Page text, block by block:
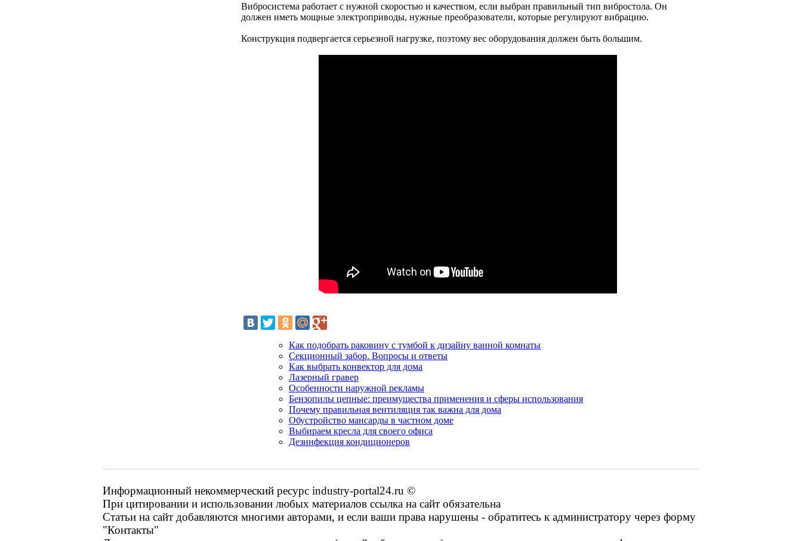
Вибросистема работает с нужной скоростью и качеством, если выбран правильный тип вибростола. Он
должен иметь мощные электроприводы, нужные преобразователи, которые регулируют вибрацию.
Конструкция подвергается серьезной нагрузке, поэтому вес оборудования должен быть большим.
Как подобрать раковину с тумбой к дизайну ванной комнаты
Секционный забор. Вопросы и ответы
Как выбрать конвектор для дома
Лазерный гравер
Особенности наружной рекламы
Бензопилы цепные: преимущества применения и сферы использования
Почему правильная вентиляция так важна для дома
Обустройство мансарды в частном доме
Выбираем кресла для своего офиса
Дезинфекция кондиционеров
Информационный некоммерческий ресурс industry-portal24.ru ©
При цитировании и использовании любых материалов ссылка на сайт обязательна
Статьи на сайт добавляются многими авторами, и если ваши права нарушены - обратитесь к администратору через форму
"Контакты"